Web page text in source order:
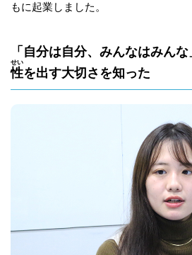
もに起業しました。
「自分は自分、みんなはみん
性
せい
を出す大切さを知った